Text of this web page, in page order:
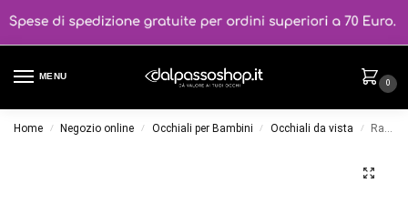
MENU
0
Home / Negozio online / Occhiali per Bambini / Occhiali da vista / Ray-Ban Junior 1598 colore 3775